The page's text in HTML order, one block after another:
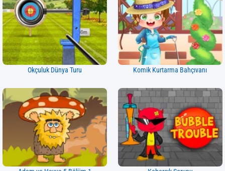
Okçuluk Dünya Turu Komik Kurtarma Bahçıvanı